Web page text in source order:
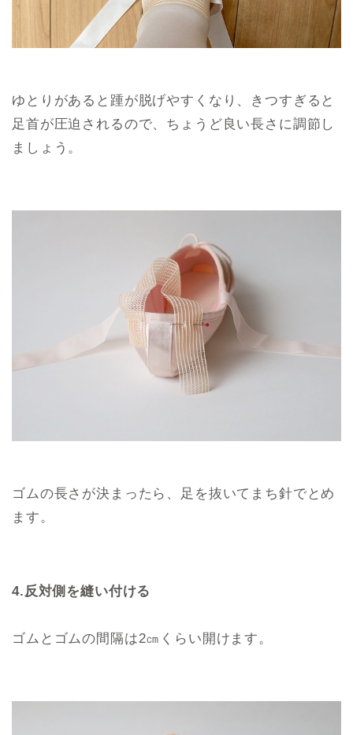
ゆとりがあると踵が脱げやすくなり、きつすぎると
足首が圧迫されるので、ちょうど良い長さに調節し
ましょう。
ゴムの長さが決まったら、足を抜いてまち針でとめ
ます。
4.反対側を縫い付ける
ゴムとゴムの間隔は2㎝くらい開けます。